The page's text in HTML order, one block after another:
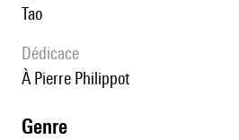
Tao
Dédicace
à Pierre Philippot
genre